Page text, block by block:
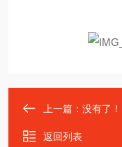
上一篇：没有了！
返回列表